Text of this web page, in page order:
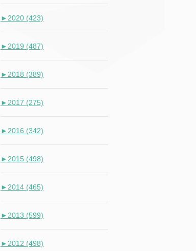
► 2020 (423)
► 2019 (487)
► 2018 (389)
► 2017 (275)
► 2016 (342)
► 2015 (498)
► 2014 (465)
► 2013 (599)
► 2012 (498)